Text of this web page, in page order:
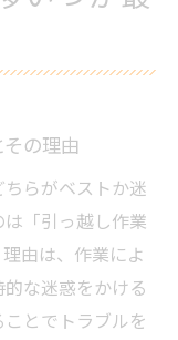
の理由
らがベストか迷
「引っ越し作業
由は、作業によ
な迷惑をかける
とでトラブルを